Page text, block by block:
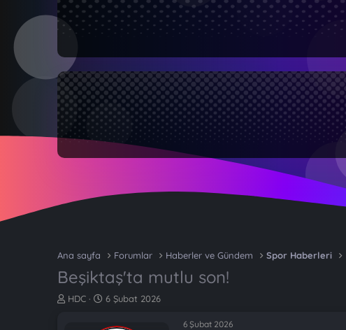
Ana sayfa Forumlar Haberler ve Gündem Spor Haberleri
Beşiktaş'ta mutlu son!
K
HDC
B
6 Şubat 2026
6 Şubat 2026